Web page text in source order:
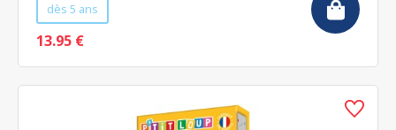
dès 5 ans
13.95 €